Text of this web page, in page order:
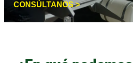
CONSÚLTANOS >